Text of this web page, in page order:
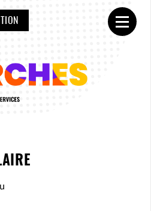
Ouvrir